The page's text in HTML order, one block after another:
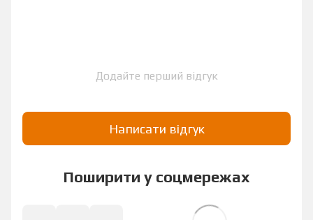
Додайте перший відгук
Написати відгук
Поширити у соцмережах